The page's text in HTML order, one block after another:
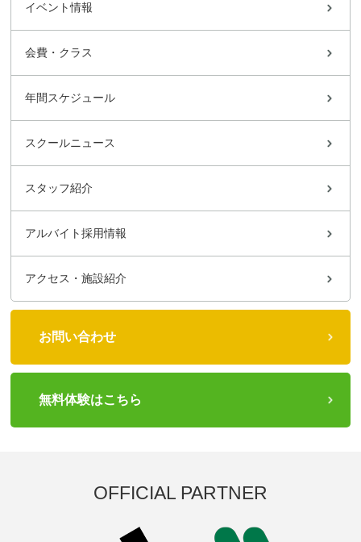
イベント情報
会費・クラス
年間スケジュール
スクールニュース
スタッフ紹介
アルバイト採用情報
アクセス・施設紹介
お問い合わせ
無料体験はこちら
OFFICIAL PARTNER